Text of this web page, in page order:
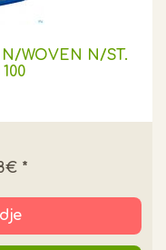
N/WOVEN N/ST.
*